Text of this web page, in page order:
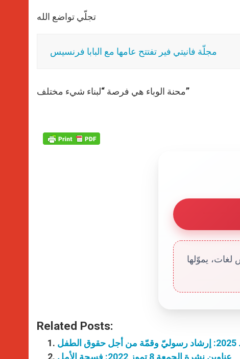
تجلّي تواضع الله
مجلّة فانيتي فير تفتتح عامها مع البابا فرنسيس
محنة الوباء هي فرصة “لبناء شيء مختلف”
يموّلها
Related Posts:
عناوين نشرة الجمعة 8 تموز 2022: فسحة الأمل